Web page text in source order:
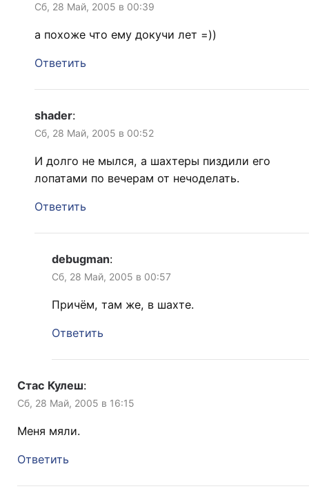
Сб, 28 Май, 2005 в 00:39
а похоже что ему докучи лет =))
Ответить
shader:
Сб, 28 Май, 2005 в 00:52
И долго не мылся, а шахтеры пиздили его
лопатами по вечерам от нечоделать.
Ответить
debugman:
Сб, 28 Май, 2005 в 00:57
Причём, там же, в шахте.
Ответить
Стас Кулеш:
Сб, 28 Май, 2005 в 16:15
Меня мяли.
Ответить